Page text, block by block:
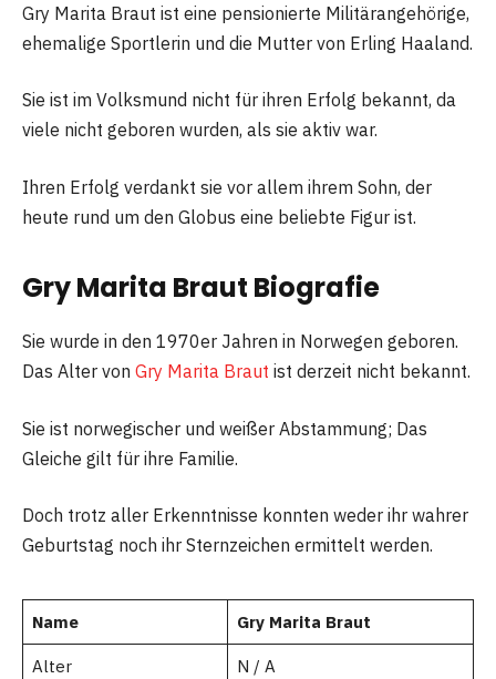
Gry Marita Braut ist eine pensionierte Militärangehörige,
ehemalige Sportlerin und die Mutter von Erling Haaland.
Sie ist im Volksmund nicht für ihren Erfolg bekannt, da
viele nicht geboren wurden, als sie aktiv war.
Ihren Erfolg verdankt sie vor allem ihrem Sohn, der
heute rund um den Globus eine beliebte Figur ist.
Gry Marita Braut Biografie
Sie wurde in den 1970er Jahren in Norwegen geboren.
Das Alter von Gry Marita Braut ist derzeit nicht bekannt.
Sie ist norwegischer und weißer Abstammung; Das
Gleiche gilt für ihre Familie.
Doch trotz aller Erkenntnisse konnten weder ihr wahrer
Geburtstag noch ihr Sternzeichen ermittelt werden.
Name Gry Marita Braut
Alter N / A